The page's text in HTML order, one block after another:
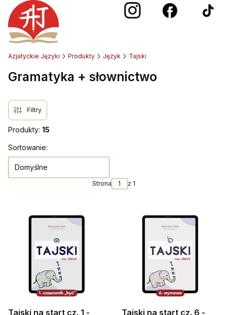
Azjatyckie Języki Produkty Język Tajski
Gramatyka + słownictwo
Filtry
Produkty: 15
Lista produktów
Sortowanie:
Domyślne
Strona z 1
Tajski na start cz. 1 -
Tajski na start cz. 6 -